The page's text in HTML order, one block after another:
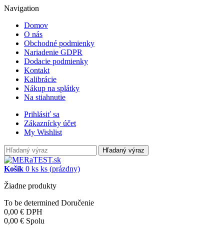
Navigation
Domov
O nás
Obchodné podmienky
Nariadenie GDPR
Dodacie podmienky
Kontakt
Kalibrácie
Nákup na splátky
Na stiahnutie
Prihlásiť sa
Zákaznícky účet
My Wishlist
Hľadaný výraz
Košík 0 ks ks (prázdny)
Žiadne produkty
To be determined Doručenie
0,00 € DPH
0,00 € Spolu